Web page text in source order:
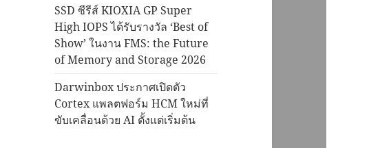
SSD ซีรีส์ KIOXIA GP Super
High IOPS ได้รับรางวัล ‘Best of
Show’ ในงาน FMS: the Future
of Memory and Storage 2026
Darwinbox ประกาศเปิดตัว
Cortex แพลตฟอร์ม HCM ใหม่ที่
ขับเคลื่อนด้วย AI ตั้งแต่เริ่มต้น